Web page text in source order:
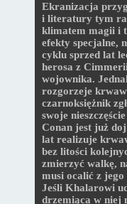
Ekranizacja
i literatury tym
klimatem magii i
efekty specjalne,
cyklu sprzed lat
herosa z
wojownika.
rozgorzeje
czarnoksiężnik
swoje
Conan jest już
lat realizuje
bez litości
zmierzyć walkę,
musi ocalić z jego
Jeśli Khalarowi
drzemiąca w niej